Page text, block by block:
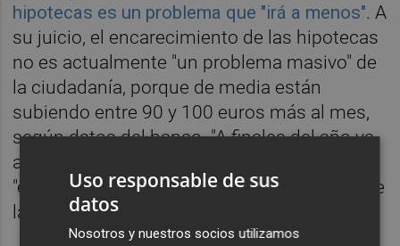
hipotecas es un problema que "irá a menos". A
su juicio, el encarecimiento de las hipotecas
no es actualmente "un problema masivo" de
la ciudadanía, porque de media están
subiendo entre 90 y 100 euros más al mes,
según datos del banco. "A finales del año va
a bajar del 4 %", con lo que ha concluido que
"el problema -de las subidas de las cuotas de
las hipotecas- va a ir a menos, no a más".
Uso responsable de sus
datos
Nosotros y nuestros socios utilizamos